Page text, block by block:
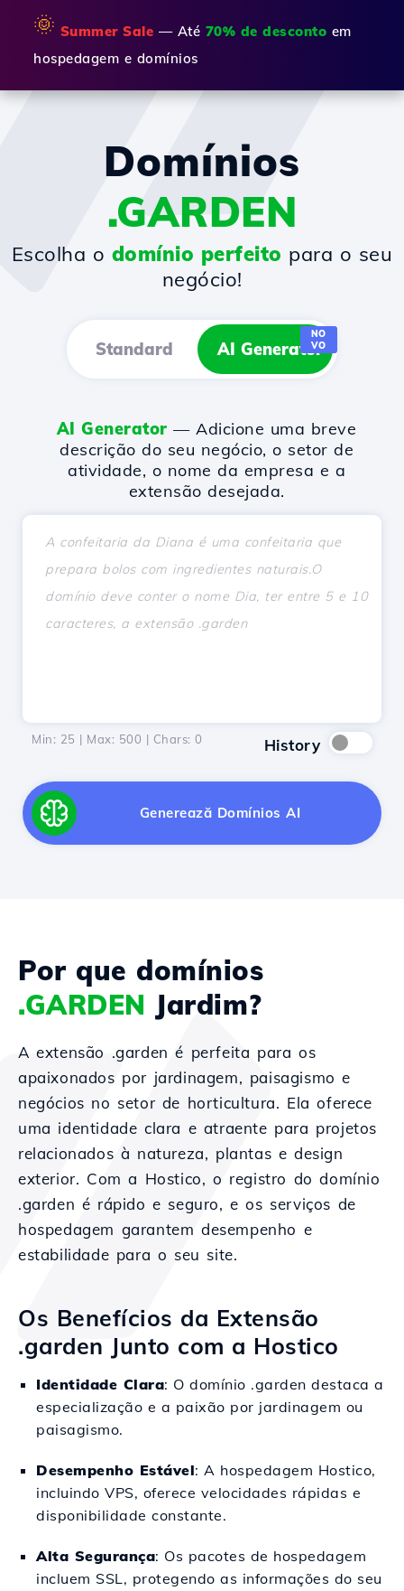
🌞 Summer Sale — Até 70% de desconto em
hospedagem e domínios
Domínios
.GARDEN
Escolha o domínio perfeito para o seu
negócio!
Standard AI Generator
NO
VO
AI Generator — Adicione uma breve
descrição do seu negócio, o setor de
atividade, o nome da empresa e a
extensão desejada.
Min: 25 | Max: 500 | Chars: 0 History
Generează Domínios AI
Por que domínios
.GARDEN Jardim?
A extensão .garden é perfeita para os
apaixonados por jardinagem, paisagismo e
negócios no setor de horticultura. Ela oferece
uma identidade clara e atraente para projetos
relacionados à natureza, plantas e design
exterior. Com a Hostico, o registro do domínio
.garden é rápido e seguro, e os serviços de
hospedagem garantem desempenho e
estabilidade para o seu site.
Os Benefícios da Extensão
.garden Junto com a Hostico
Identidade Clara: O domínio .garden destaca a
especialização e a paixão por jardinagem ou
paisagismo.
Desempenho Estável: A hospedagem Hostico,
incluindo VPS, oferece velocidades rápidas e
disponibilidade constante.
Alta Segurança: Os pacotes de hospedagem
incluem SSL, protegendo as informações do seu